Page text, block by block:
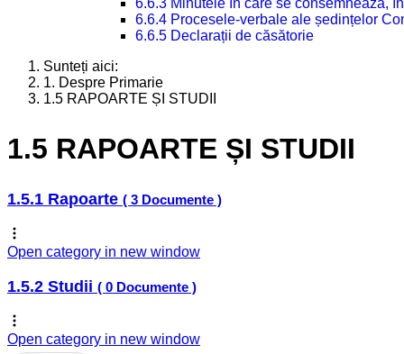
6.6.3 Minutele în care se consemnează,
6.6.4 Procesele-verbale ale ședințelor
6.6.5 Declarații de căsătorie
Sunteți aici:
1. Despre Primarie
1.5 RAPOARTE ȘI STUDII
1.5 RAPOARTE ȘI STUDII
1.5.1 Rapoarte ( 3 Documente )
Open category in new window
1.5.2 Studii ( 0 Documente )
Open category in new window